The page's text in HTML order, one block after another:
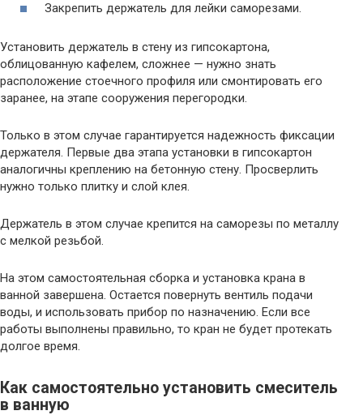
Закрепить держатель для лейки саморезами.
Установить держатель в стену из гипсокартона,
облицованную кафелем, сложнее — нужно знать
расположение стоечного профиля или смонтировать его
заранее, на этапе сооружения перегородки.
Только в этом случае гарантируется надежность фиксации
держателя. Первые два этапа установки в гипсокартон
аналогичны креплению на бетонную стену. Просверлить
нужно только плитку и слой клея.
Держатель в этом случае крепится на саморезы по металлу
с мелкой резьбой.
На этом самостоятельная сборка и установка крана в
ванной завершена. Остается повернуть вентиль подачи
воды, и использовать прибор по назначению. Если все
работы выполнены правильно, то кран не будет протекать
долгое время.
Как самостоятельно установить смеситель
в ванную